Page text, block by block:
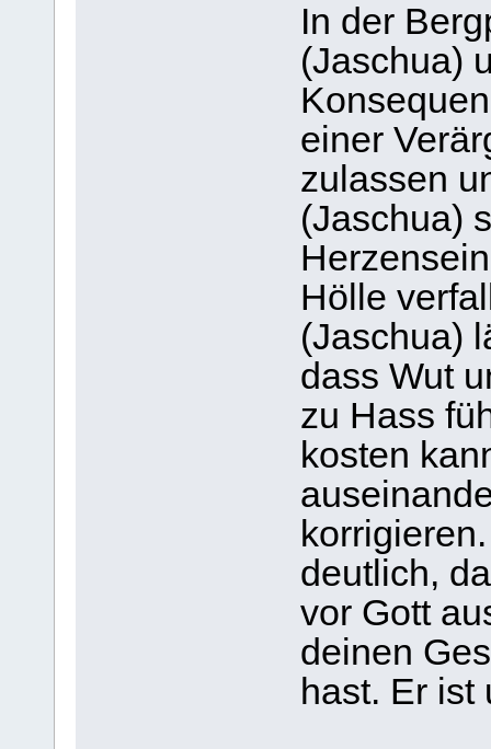
In der
(Jaschua)
einer
zulassen
(Jaschua)
Hölle
(Jaschua)
dass Wut
zu Hass
kosten
deutlich,
vor Gott
deinen
hast. Er ist